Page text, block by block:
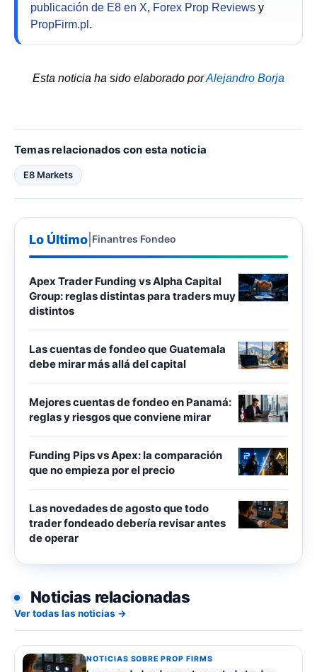
publicación de E8 en X, Forex Prop Reviews y
PropFirm.pl .
Esta noticia ha sido elaborado porAlejandro Borja
Temas relacionados con esta noticia
E8 Markets
Lo Último Finantres Fondeo
Apex Trader Funding vs Alpha Capital
Group: reglas distintas para traders muy
distintos
Las cuentas de fondeo que Guatemala
debe mirar más allá del capital
Mejores cuentas de fondeo en Panamá:
reglas y riesgos que conviene mirar
Funding Pips vs Apex: la comparación
que no empieza por el precio
Las novedades de agosto que todo
trader fondeado debería revisar antes
de operar
Noticias relacionadas
Ver todas las noticias →
NOTICIAS SOBRE PROP FIRMS